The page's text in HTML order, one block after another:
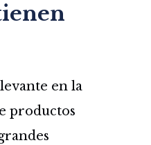
en la
productos